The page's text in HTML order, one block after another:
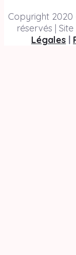
Copyright 2020
réservés |
Légales |